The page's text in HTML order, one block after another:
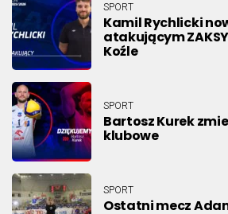
SPORT
Kamil Rychlicki
atakującym
Koźle
SPORT
Bartosz Kurek
klubowe
SPORT
Ostatni mecz